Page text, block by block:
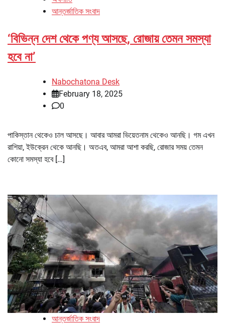
আন্তর্জাতিক সংবাদ
‘বিভিন্ন দেশ থেকে পণ্য আসছে, রোজায় তেমন সমস্যা
হবে না’
Nabochatona Desk
February 18, 2025
0
পাকিস্তান থেকেও চাল আসছে। আবার আমরা ভিয়েতনাম থেকেও আনছি। গম এখন
রাশিয়া, ইউক্রেন থেকে আনছি। অতএব, আমরা আশা করছি, রোজার সময় তেমন
কোনো সমস্যা হবে […]
আন্তর্জাতিক সংবাদ